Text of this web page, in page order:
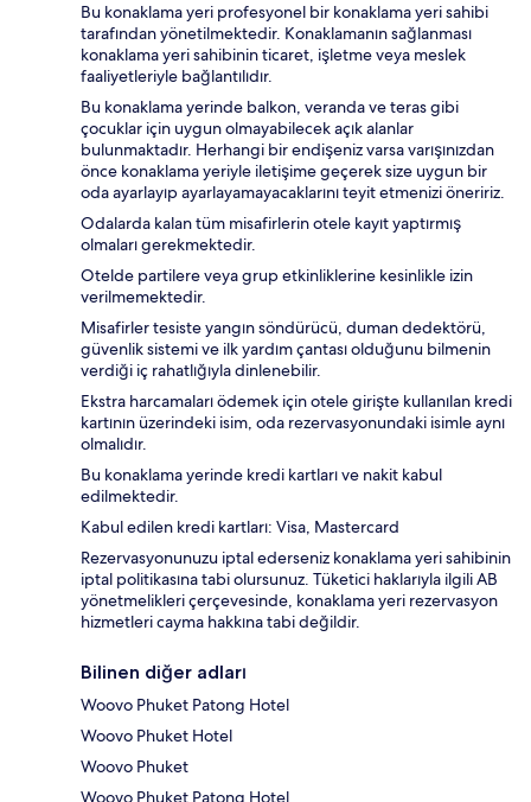
Bu konaklama yeri profesyonel bir konaklama yeri sahibi
tarafından yönetilmektedir. Konaklamanın sağlanması
konaklama yeri sahibinin ticaret, işletme veya meslek
faaliyetleriyle bağlantılıdır.
Bu konaklama yerinde balkon, veranda ve teras gibi
çocuklar için uygun olmayabilecek açık alanlar
bulunmaktadır. Herhangi bir endişeniz varsa varışınızdan
önce konaklama yeriyle iletişime geçerek size uygun bir
oda ayarlayıp ayarlayamayacaklarını teyit etmenizi öneririz.
Odalarda kalan tüm misafirlerin otele kayıt yaptırmış
olmaları gerekmektedir.
Otelde partilere veya grup etkinliklerine kesinlikle izin
verilmemektedir.
Misafirler tesiste yangın söndürücü, duman dedektörü,
güvenlik sistemi ve ilk yardım çantası olduğunu bilmenin
verdiği iç rahatlığıyla dinlenebilir.
Ekstra harcamaları ödemek için otele girişte kullanılan kredi
kartının üzerindeki isim, oda rezervasyonundaki isimle aynı
olmalıdır.
Bu konaklama yerinde kredi kartları ve nakit kabul
edilmektedir.
Kabul edilen kredi kartları: Visa, Mastercard
Rezervasyonunuzu iptal ederseniz konaklama yeri sahibinin
iptal politikasına tabi olursunuz. Tüketici haklarıyla ilgili AB
yönetmelikleri çerçevesinde, konaklama yeri rezervasyon
hizmetleri cayma hakkına tabi değildir.
Bilinen diğer adları
Woovo Phuket Patong Hotel
Woovo Phuket Hotel
Woovo Phuket
Woovo Phuket Patong Hotel